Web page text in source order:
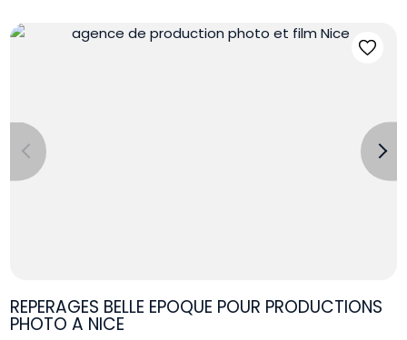
Previous Next
REPERAGES BELLE EPOQUE POUR PRODUCTIONS
PHOTO A NICE